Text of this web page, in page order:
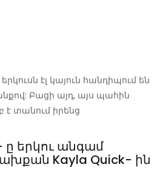
էլ կայուն հանդիպում են
Բացի այդ, այս պահին
է տանում իրենց
ը երկու անգամ
Kayla Quick- ին